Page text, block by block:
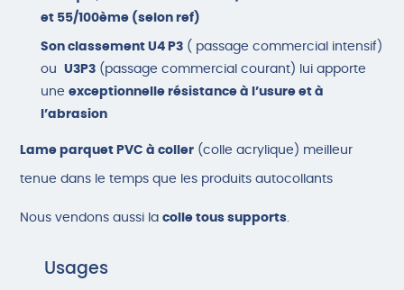
et 55/100ème (selon ref)
Son classement U4 P3 ( passage commercial intensif)
ouU3P3 (passage commercial courant) lui apporte
uneexceptionnelle résistance à l’usure et à
l’abrasion
Lame parquet PVC à coller (colle acrylique) meilleur
tenue dans le temps que les produits autocollants
Nous vendons aussi lacolle tous supports.
Usages